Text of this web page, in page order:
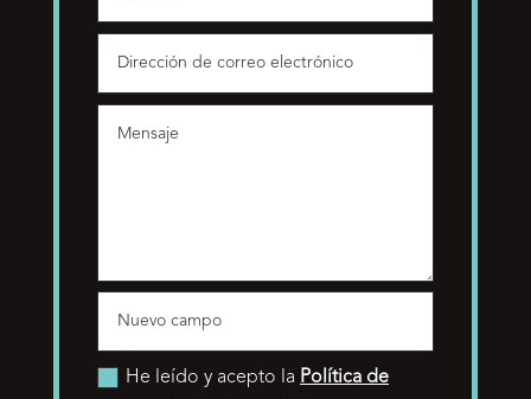
He leído y acepto la Política de